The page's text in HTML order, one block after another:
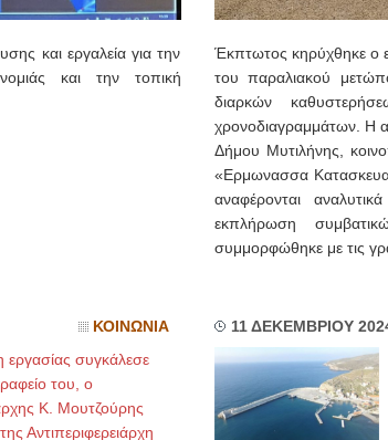
και εργαλεία για την
και την τοπική
Έκπτωτος κηρύχθηκε ο
του παραλιακού
διαρκών
χρονοδιαγραμμάτων. Η
Δήμου Μυτιλήνης,
«Ερμωνασσα
αναφέρονται
εκπλήρωση
συμμορφώθηκε με τις
ΚΟΙΝΩΝΙΑ
εργασίας συγκάλεσε
του, ο
Κ. Μουτζούρης
Αντιπεριφερειάρχη
11 ΔΕΚΕΜΒΡΙΟΥ